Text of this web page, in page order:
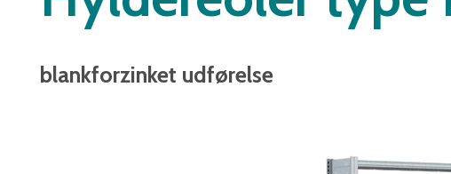
blankforzinket udførelse